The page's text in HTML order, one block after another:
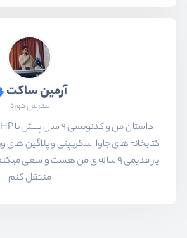
آرمین ساکت
مدرس دوره
کتابخانه های جاوا اسکریپتی و پلاگین
یار قدیمی 9 ساله ی من هست و سعی
منتقل کنم